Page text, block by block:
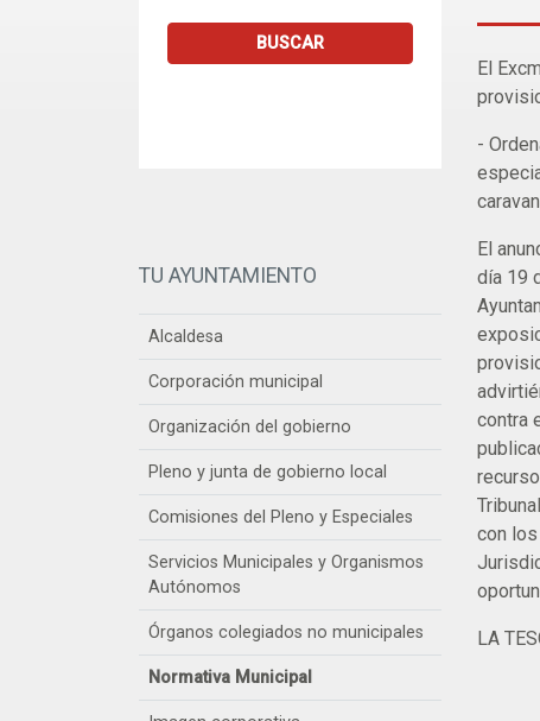
BUSCAR
TU AYUNTAMIENTO
Alcaldesa
Corporación municipal
Organización del gobierno
Pleno y junta de gobierno local
Comisiones del Pleno y Especiales
Servicios Municipales y Organismos
Autónomos
Órganos colegiados no municipales
Normativa Municipal
El
-
El
día 19
contra
con
LA